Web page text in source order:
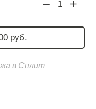
1
руб.
в Сплит